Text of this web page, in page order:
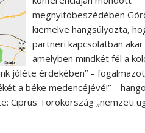
megnyitóbeszédében
kiemelve hangsúlyozta,
partneri kapcsolatban akar
amelyben mindkét fél a
jóléte érdekében” –
a béke medencéjévé!” –
Törökország „nemzeti